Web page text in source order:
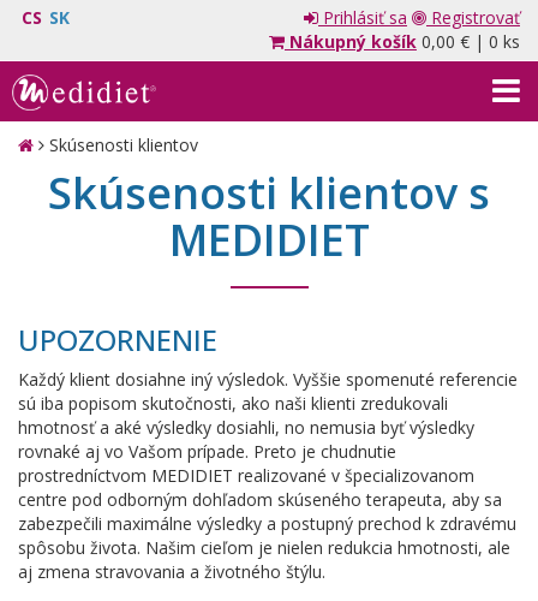
CS SK Prihlásiť sa
Registrovať
Nákupný košík 0,00 €| 0 ks
Skúsenosti klientov
Skúsenosti klientov s
MEDIDIET
UPOZORNENIE
Každý klient dosiahne iný výsledok. Vyššie spomenuté referencie
sú iba popisom skutočnosti, ako naši klienti zredukovali
hmotnosť a aké výsledky dosiahli, no nemusia byť výsledky
rovnaké aj vo Vašom prípade. Preto je chudnutie
prostredníctvom MEDIDIET realizované v špecializovanom
centre pod odborným dohľadom skúseného terapeuta, aby sa
zabezpečili maximálne výsledky a postupný prechod k zdravému
spôsobu života. Našim cieľom je nielen redukcia hmotnosti, ale
aj zmena stravovania a životného štýlu.